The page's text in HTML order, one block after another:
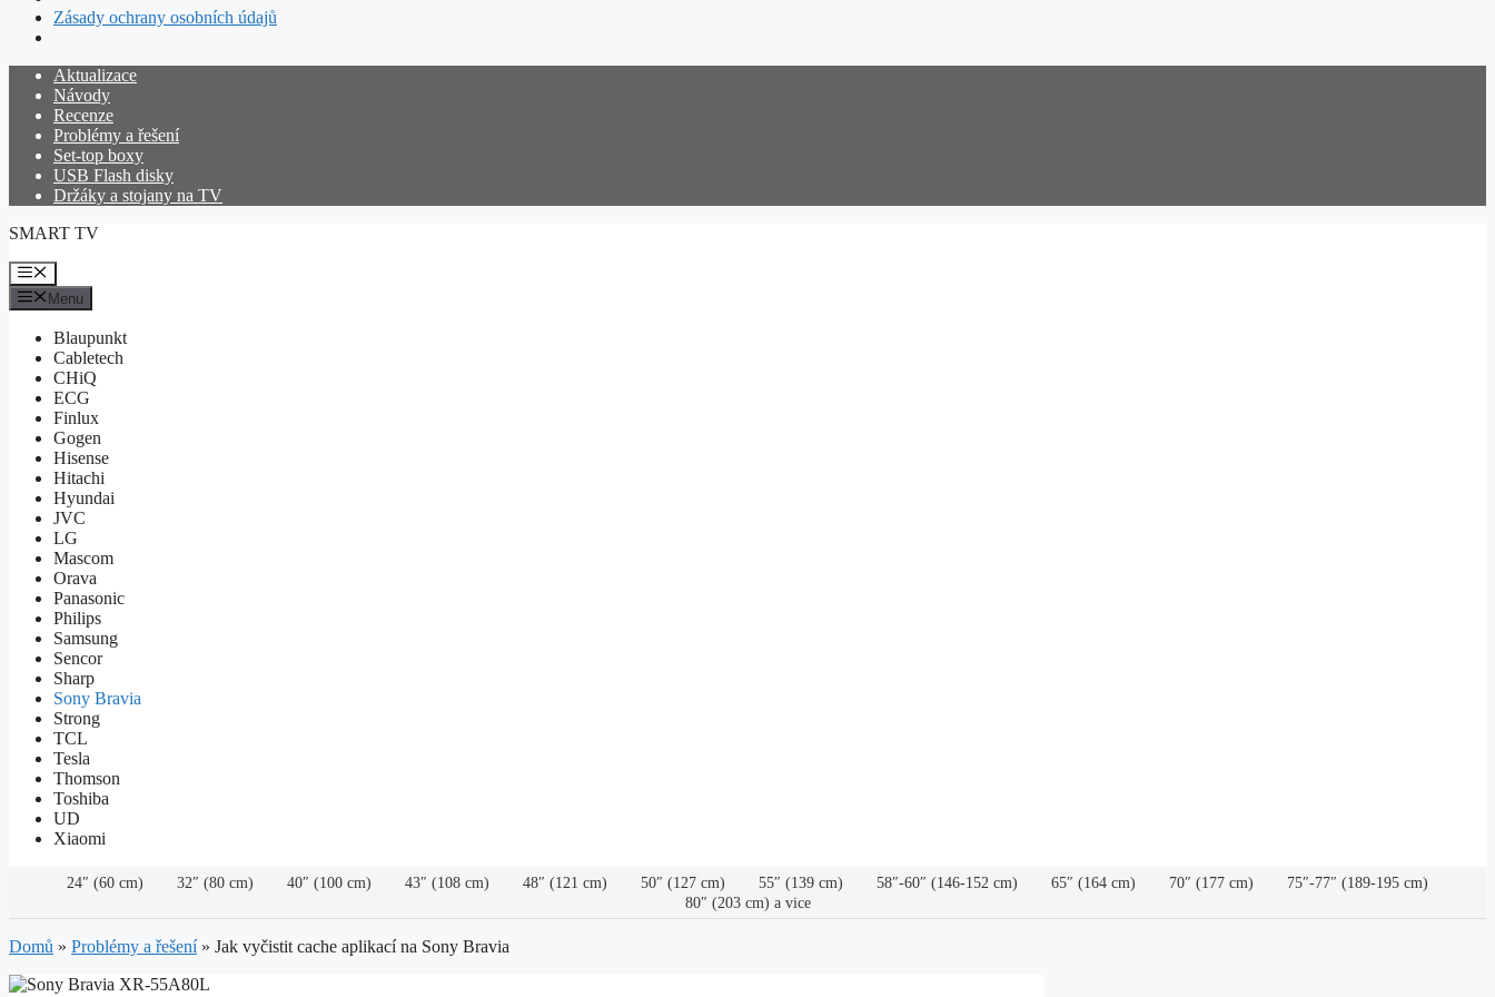
Zásady ochrany osobních údajů
Přeskočit
obsah
Aktualizace
Návody
Recenze
Problémy a řešení
Set-top boxy
USB Flash disky
Držáky a stojany na TV
SMART TV
Menu
Menu
Blaupunkt
Cabletech
CHiQ
ECG
Finlux
Gogen
Hisense
Hitachi
Hyundai
JVC
LG
Mascom
Orava
Panasonic
Philips
Samsung
Sencor
Sharp
Sony Bravia
Strong
TCL
Tesla
Thomson
Toshiba
UD
Xiaomi
24″ (60 cm) 32″ (80 cm) 40″ (100 cm) 43″ (108 cm) 48″ (121 cm) 50″ (127 cm) 55″ (139 cm) 58″-60″ (146-152 cm) 65″ (164 cm) 70″ (177 cm)
75″-77″ (189-195 cm)
80″ (203 cm) a vice
Domů » Problémy a řešení» Jak vyčistit cache aplikací na Sony Bravia